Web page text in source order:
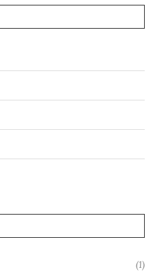
(1)